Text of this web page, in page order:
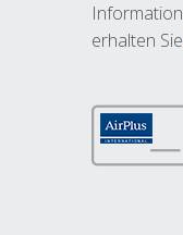
erhalten Sie